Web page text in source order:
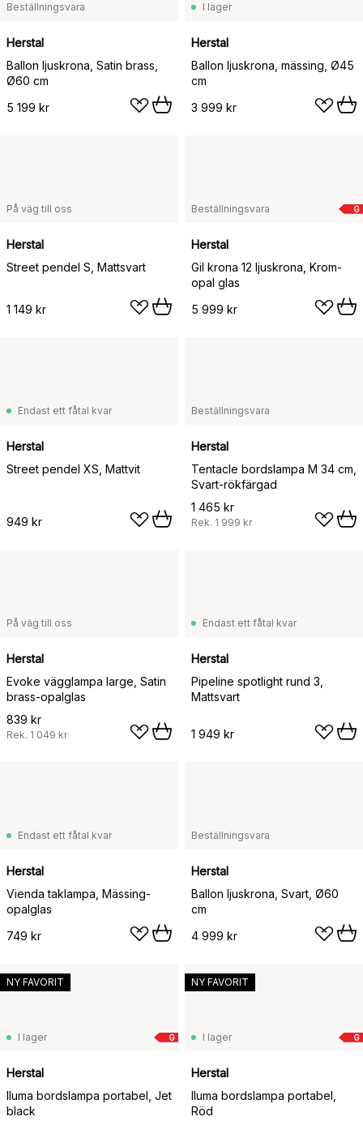
Beställningsvara
Herstal
Ballon ljuskrona, Satin brass,
Ø60 cm
5 199 kr
I lager
Herstal
Ballon ljuskrona, mässing, Ø45
cm
3 999 kr
På väg till oss
Herstal
Street pendel S, Mattsvart
1 149 kr
G
Beställningsvara
Herstal
Gil krona 12 ljuskrona, Krom-
opal glas
5 999 kr
Endast ett fåtal kvar
Herstal
Street pendel XS, Mattvit
949 kr
Beställningsvara
Herstal
Tentacle bordslampa M 34 cm,
Svart-rökfärgad
1 465 kr
Rek. 1 999 kr
På väg till oss
Herstal
Evoke vägglampa large, Satin
brass-opalglas
839 kr
Rek. 1 049 kr
Endast ett fåtal kvar
Herstal
Pipeline spotlight rund 3,
Mattsvart
1 949 kr
Endast ett fåtal kvar
Herstal
Vienda taklampa, Mässing-
opalglas
749 kr
Beställningsvara
Herstal
Ballon ljuskrona, Svart, Ø60
cm
4 999 kr
G
I lager
Herstal
Iluma bordslampa portabel, Jet
black
NY FAVORIT
G
I lager
Herstal
Iluma bordslampa portabel,
Röd
NY FAVORIT